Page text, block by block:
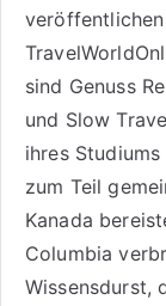
sind Genuss
und Slow
ihres
zum Teil
Kanada
Columbia
Wissensdurst,